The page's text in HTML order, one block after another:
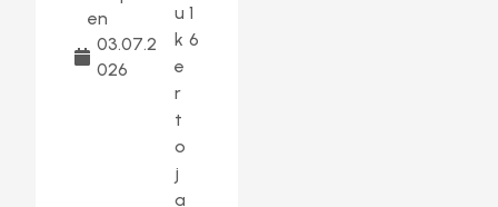
en
03.07.2
026
u
k
e
r
t
o
j
a
1
6